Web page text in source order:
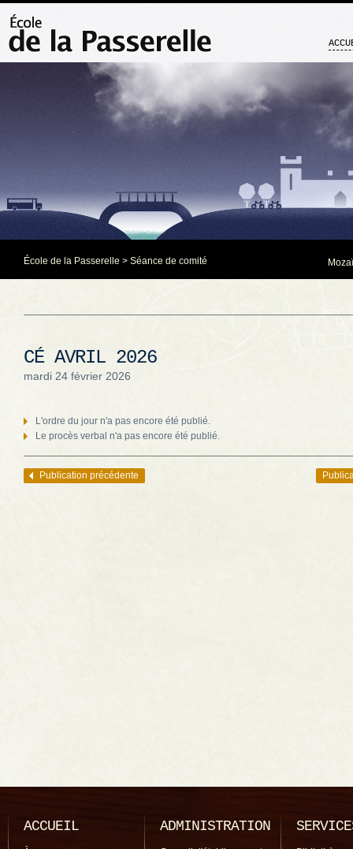
École de la Passerelle > Séance de comité
CÉ AVRIL 2026
mardi 24 février 2026
L'ordre du jour n'a pas encore été publié.
Le procès verbal n'a pas encore été publié.
Navigation des articles
Publication précédente
ACCUEIL ADMINISTRATION